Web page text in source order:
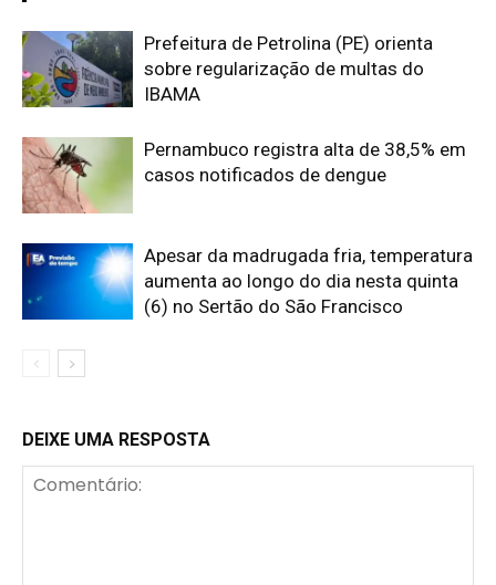
Prefeitura de Petrolina (PE) orienta
sobre regularização de multas do
IBAMA
Pernambuco registra alta de 38,5% em
casos notificados de dengue
Apesar da madrugada fria, temperatura
aumenta ao longo do dia nesta quinta
(6) no Sertão do São Francisco
DEIXE UMA RESPOSTA